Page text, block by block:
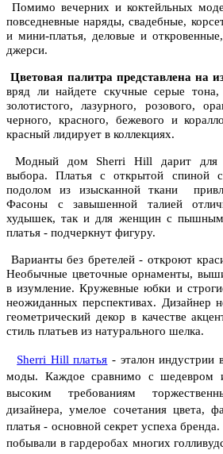
Помимо вечерних и коктейльных
повседневные наряды, свадебные,
и мини-платья, деловые и
джерси.
Цветовая палитра представлена на
вряд ли найдете скучные серые тона,
золотистого, лазурного, розового,
черного, красного, бежевого и
красный лидирует в коллекциях.
Модный дом Sherri Hill дарит для
выбора. Платья с открытой спиной
подолом из изысканной ткани
Фасоны с завышенной талией
худышек, так и для женщин с
платья - подчеркнут фигуру.
Варианты без бретелей - откроют
Необычные цветочные орнаменты,
в изумление. Кружевные юбки и
неожиданных перспективах. Дизайнер
геометрический декор в качестве
стиль платьев из натурального шелка.
Sherri Hill платья - эталон индустрии
моды. Каждое сравнимо с шедевром
высоким требованиям
дизайнера, умелое сочетания цвета,
платья - основной секрет успеха
побывали в гардеробах многих